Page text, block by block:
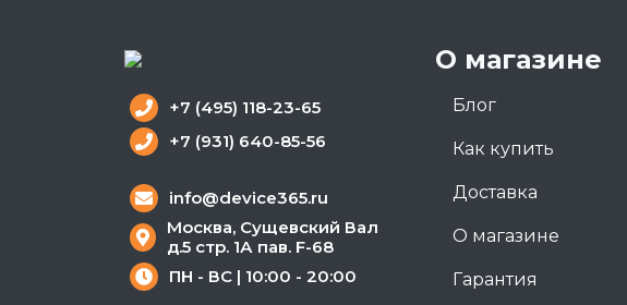
О магазине
Блог
Как купить
Доставка
О магазине
Гарантия
+7 (495) 118-23-65
+7 (931) 640-85-56
info@device365.ru
Москва, Сущевский Вал
д.5 стр. 1А пав. F-68
ПН - ВС | 10:00 - 20:00